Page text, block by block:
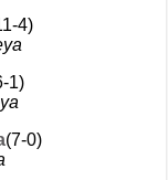
4)
1)
(7-0)